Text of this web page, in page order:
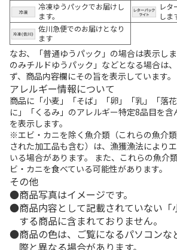
冷凍ゆうパックでお届けし
ます。
レタ
しま
佐川急便でのお届けとなり
ます
なお、「普通ゆうパック」の場合は表示し
のみチルドゆうパック」などとなる場合は
ず、商品内容欄にその旨を表示しています。
アレルギー情報について
商品に「小麦」「そば」「卵」「乳」「落
に」「くるみ」のアレルギー特定8品目を含
を表示します。
※エビ・カニを除く魚介類（これらの魚介
された加工品も含む）は、漁獲漁法により
いる場合があります。 また、これらの魚介
ビ・カニを食べている可能性があります。
その他
商品写真はイメージです。
商品内容として記載されていない「
する商品に含まれておりません。
商品の色は、ご覧になるパソコンな
際と異なる場合があります。